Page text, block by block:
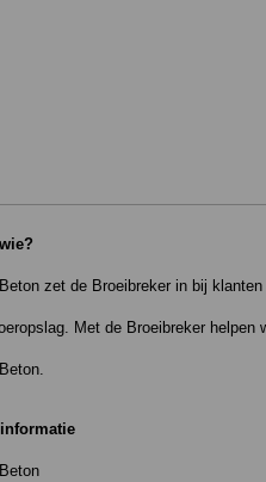
zet de Broeibreker in bij
Met de Broeibreker helpen
informatie